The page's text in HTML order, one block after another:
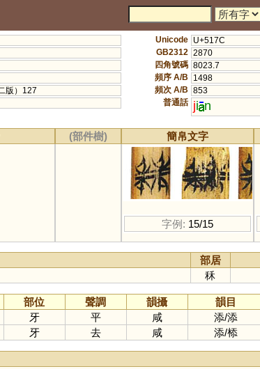
版）127
Unicode U+517C
GB2312 2870
四角號碼 8023.7
頻序 A/B
1498
頻次 A/B 853
普通話 ji n
(部件樹) 簡帛文字
字例: 15/15
部居
秝
部位 聲調 韻攝 韻目
牙 平 咸 添/添
牙 去 咸 添/㮇